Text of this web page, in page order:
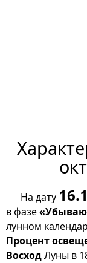
На дату
в фазе
лунном
Процент
ВосходЛуны в